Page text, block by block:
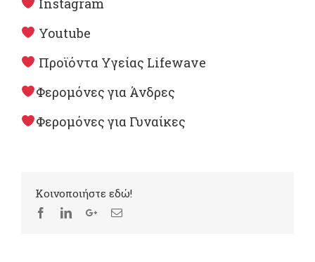
Youtube
Προϊόντα Υγείας Lifewave
Φερομόνες για Άνδρες
Φερομόνες για Γυναίκες
Kοινοποιήστε εδώ!